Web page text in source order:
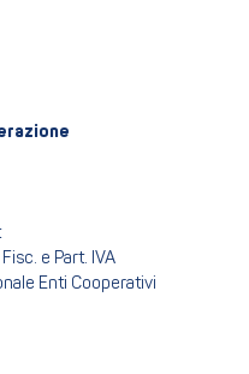
e Part. IVA
Enti Cooperativi